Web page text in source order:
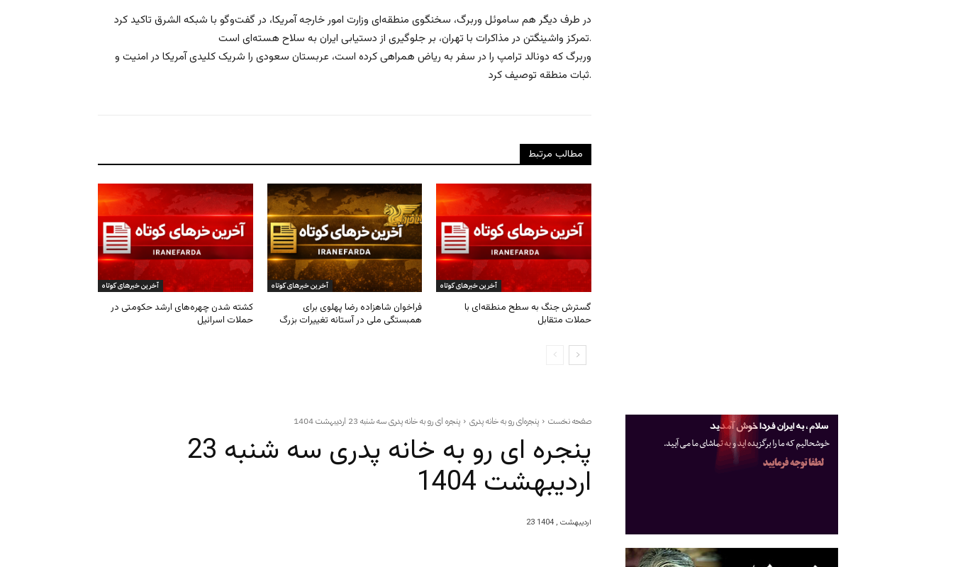
در طرف دیگر هم ساموئل وربرگ، سخنگوی منطقه‌ای وزارت امور خارجه آمریکا، در گفت‌وگو با شبکه الشرق تاکید کرد
تمرکز واشینگتن در مذاکرات با تهران، بر جلوگیری از دستیابی ایران به سلاح هسته‌ای است.
وربرگ که دونالد ترامپ را در سفر به ریاض همراهی کرده است، عربستان سعودی را شریک کلیدی آمریکا در امنیت و
ثبات منطقه توصیف کرد.
مطالب مرتبط
آخرین خبرهای کوتاه
کشته شدن چهره‌های ارشد حکومتی در
حملات اسرائیل
آخرین خبرهای کوتاه
فراخوان شاهزاده رضا پهلوی برای
همبستگی ملی در آستانه تغییرات بزرگ
آخرین خبرهای کوتاه
گسترش جنگ به سطح منطقه‌ای با
حملات متقابل